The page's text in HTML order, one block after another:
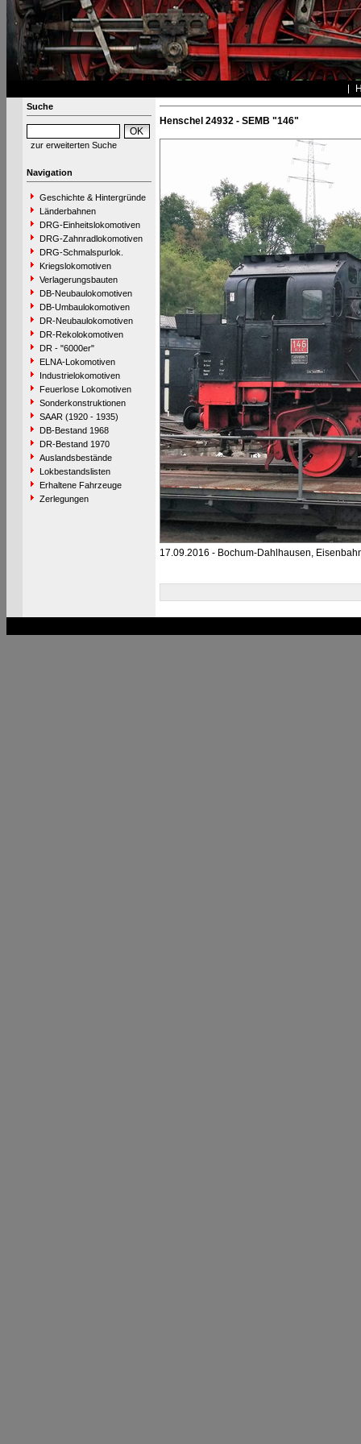
Suche
zur erweiterten Suche
Navigation
Geschichte & Hintergründe
Länderbahnen
DRG-Einheitslokomotiven
DRG-Zahnradlokomotiven
DRG-Schmalspurlok.
Kriegslokomotiven
Verlagerungsbauten
DB-Neubaulokomotiven
DB-Umbaulokomotiven
DR-Neubaulokomotiven
DR-Rekolokomotiven
DR - "6000er"
ELNA-Lokomotiven
Industrielokomotiven
Feuerlose Lokomotiven
Sonderkonstruktionen
SAAR (1920 - 1935)
DB-Bestand 1968
DR-Bestand 1970
Auslandsbestände
Lokbestandslisten
Erhaltene Fahrzeuge
Zerlegungen
Henschel 24932 - SEMB "146"
17.09.2016 - Bochum-Dahlhausen,